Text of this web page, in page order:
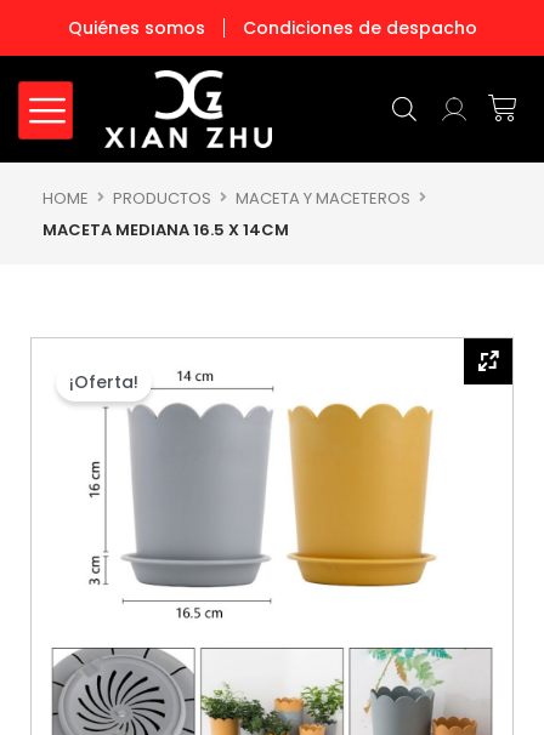
contenido
Quiénes somos Condiciones de despacho
HOME PRODUCTOS
MACETA Y MACETEROS
MACETA MEDIANA 16.5 X 14CM
¡Oferta!